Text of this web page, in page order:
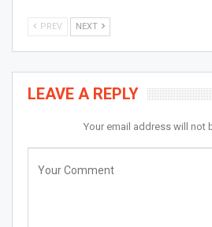
PREV NEXT
LEAVE A REPLY
Your email address will not